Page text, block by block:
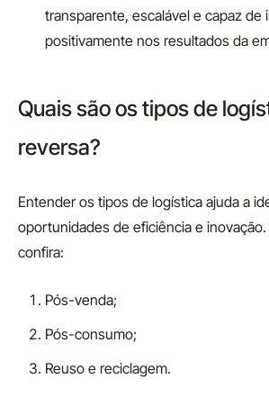
transparente, escalável e capaz de
positivamente nos resultados da
Quais são os tipos de
reversa?
Entender os tipos de logística ajuda a
oportunidades de eficiência e
confira:
Pós-venda;
Pós-consumo;
Reuso e reciclagem.